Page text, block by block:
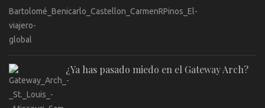
¿Ya has pasado miedo en el Gateway Arch?